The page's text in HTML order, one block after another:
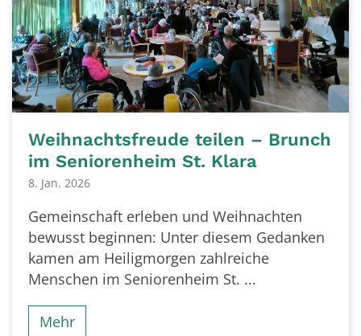
Weihnachtsfreude teilen – Brunch
im Seniorenheim St. Klara
8. Jan. 2026
Gemeinschaft erleben und Weihnachten
bewusst beginnen: Unter diesem Gedanken
kamen am Heiligmorgen zahlreiche
Menschen im Seniorenheim St. ...
Mehr